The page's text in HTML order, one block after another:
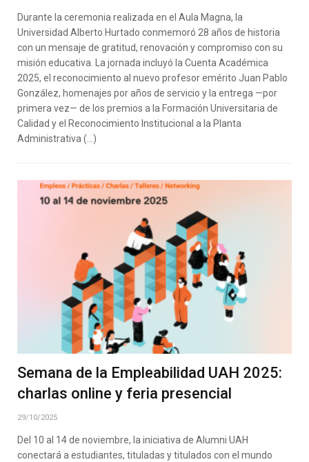
Durante la ceremonia realizada en el Aula Magna, la
Universidad Alberto Hurtado conmemoró 28 años de historia
con un mensaje de gratitud, renovación y compromiso con su
misión educativa. La jornada incluyó la Cuenta Académica
2025, el reconocimiento al nuevo profesor emérito Juan Pablo
González, homenajes por años de servicio y la entrega —por
primera vez— de los premios a la Formación Universitaria de
Calidad y el Reconocimiento Institucional a la Planta
Administrativa (…)
Semana de la Empleabilidad UAH 2025:
charlas online y feria presencial
29/10/2025
Del 10 al 14 de noviembre, la iniciativa de Alumni UAH
conectará a estudiantes, tituladas y titulados con el mundo